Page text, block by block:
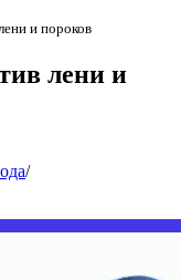
и пороков
лени и